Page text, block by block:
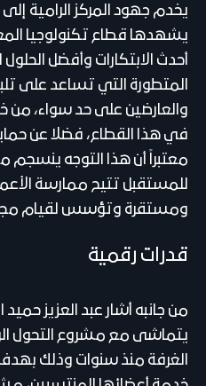
يخدم جهود المركز الرامية
يشهدها قطاع تكنولوجيا
أحدث الابتكارات وأفضل
المتطورة التي تساعد على
والعارضين على حد سواء، من
في هذا القطاع، فضلا عن حماية
معتبراً أن هذا التوجه ينسجم
للمستقبل تتيح ممارسة
ومستقرة وتؤسس لقيام
قدرات رقمية
من جانبه أشار عبد العزيز
يتماشى مع مشروع التحول
الغرفة منذ سنوات وذلك